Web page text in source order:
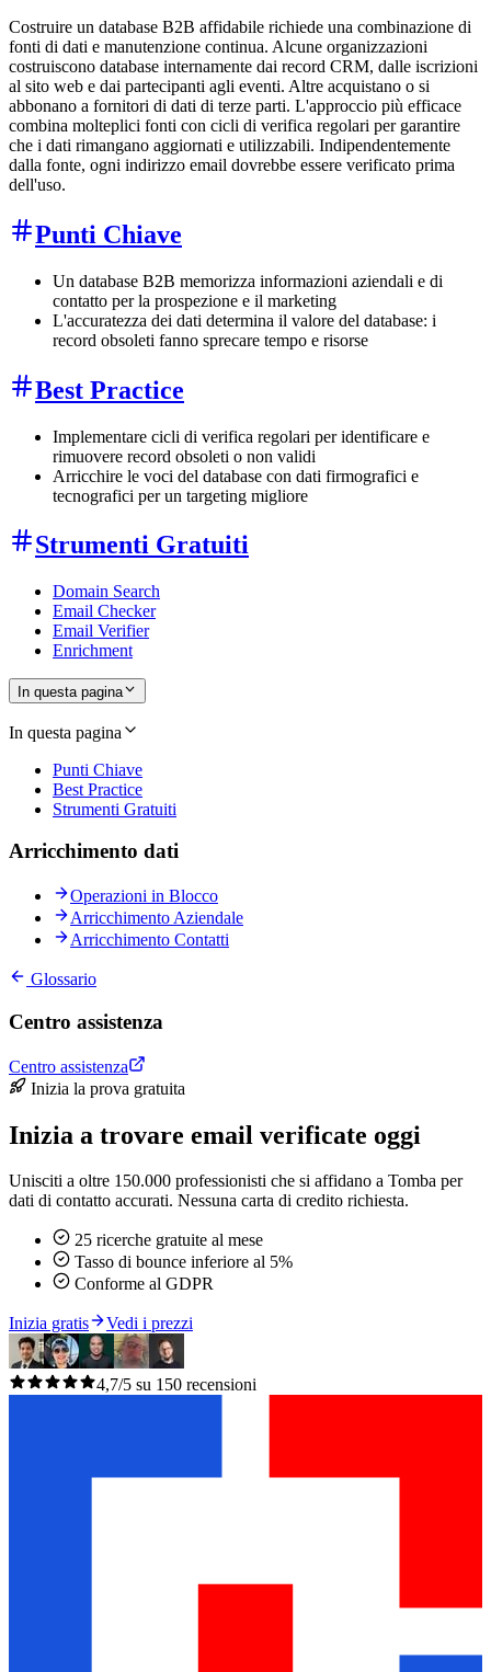
Costruire un database B2B affidabile richiede una combinazione di
fonti di dati e manutenzione continua. Alcune organizzazioni
costruiscono database internamente dai record CRM, dalle iscrizioni
al sito web e dai partecipanti agli eventi. Altre acquistano o si
abbonano a fornitori di dati di terze parti. L'approccio più efficace
combina molteplici fonti con cicli di verifica regolari per garantire
che i dati rimangano aggiornati e utilizzabili. Indipendentemente
dalla fonte, ogni indirizzo email dovrebbe essere verificato prima
dell'uso.
Punti Chiave
Un database B2B memorizza informazioni aziendali e di
contatto per la prospezione e il marketing
L'accuratezza dei dati determina il valore del database: i
record obsoleti fanno sprecare tempo e risorse
Best Practice
Implementare cicli di verifica regolari per identificare e
rimuovere record obsoleti o non validi
Arricchire le voci del database con dati firmografici e
tecnografici per un targeting migliore
Strumenti Gratuiti
Domain Search
Email Checker
Email Verifier
Enrichment
In questa pagina
In questa pagina
Punti Chiave
Best Practice
Strumenti Gratuiti
Arricchimento dati
Operazioni in Blocco
Arricchimento Aziendale
Arricchimento Contatti
Glossario
Centro assistenza
Centro assistenza
Inizia la prova gratuita
Inizia a trovare email verificate oggi
Unisciti a oltre 150.000 professionisti che si affidano a Tomba per
dati di contatto accurati. Nessuna carta di credito richiesta.
25 ricerche gratuite al mese
Tasso di bounce inferiore al 5%
Conforme al GDPR
Inizia gratis Vedi i prezzi
4,7/5 su 150 recensioni